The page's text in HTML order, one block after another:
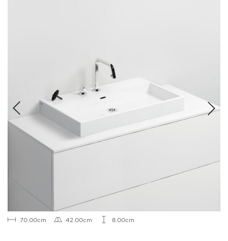
70.00cm 42.00cm 8.00cm